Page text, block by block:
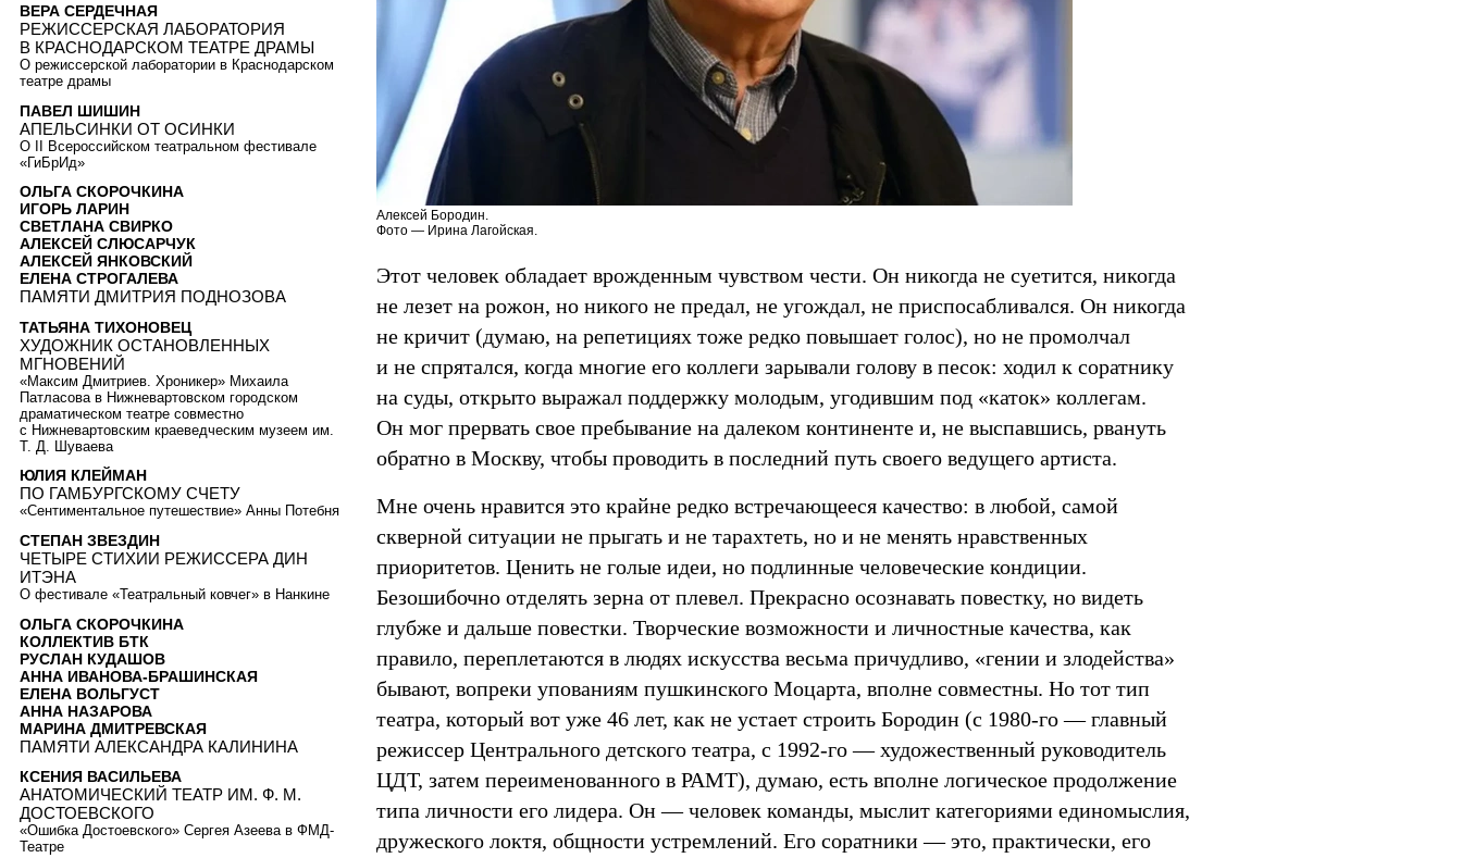
Алексей Бородин.
Фото — Ирина Лагойская.
Этот человек обладает врожденным чувством чести. Он никогда не суетится, никогда
не лезет на рожон, но никого не предал, не угождал, не приспосабливался. Он никогда
не кричит (думаю, на репетициях тоже редко повышает голос), но не промолчал
и не спрятался, когда многие его коллеги зарывали голову в песок: ходил к соратнику
на суды, открыто выражал поддержку молодым, угодившим под «каток» коллегам.
Он мог прервать свое пребывание на далеком континенте и, не выспавшись, рвануть
обратно в Москву, чтобы проводить в последний путь своего ведущего артиста.
Мне очень нравится это крайне редко встречающееся качество: в любой, самой
скверной ситуации не прыгать и не тарахтеть, но и не менять нравственных
приоритетов. Ценить не голые идеи, но подлинные человеческие кондиции.
Безошибочно отделять зерна от плевел. Прекрасно осознавать повестку, но видеть
глубже и дальше повестки. Творческие возможности и личностные качества, как
правило, переплетаются в людях искусства весьма причудливо, «гении и злодейства»
бывают, вопреки упованиям пушкинского Моцарта, вполне совместны. Но тот тип
театра, который вот уже 46 лет, как не устает строить Бородин (с 1980-го — главный
режиссер Центрального детского театра, с 1992-го — художественный руководитель
ЦДТ, затем переименованного в РАМТ), думаю, есть вполне логическое продолжение
типа личности его лидера. Он — человек команды, мыслит категориями единомыслия,
дружеского локтя, общности устремлений. Его соратники — это, практически, его
ВЕРА СЕРДЕЧНАЯ
РЕЖИССЕРСКАЯ ЛАБОРАТОРИЯ
В КРАСНОДАРСКОМ ТЕАТРЕ ДРАМЫ
О режиссерской лаборатории в Краснодарском
театре драмы
ПАВЕЛ ШИШИН
АПЕЛЬСИНКИ ОТ ОСИНКИ
О II Всероссийском театральном фестивале
«ГиБрИд»
ОЛЬГА СКОРОЧКИНА
ИГОРЬ ЛАРИН
СВЕТЛАНА СВИРКО
АЛЕКСЕЙ СЛЮСАРЧУК
АЛЕКСЕЙ ЯНКОВСКИЙ
ЕЛЕНА СТРОГАЛЕВА
ПАМЯТИ ДМИТРИЯ ПОДНОЗОВА
ТАТЬЯНА ТИХОНОВЕЦ
ХУДОЖНИК ОСТАНОВЛЕННЫХ
МГНОВЕНИЙ
«Максим Дмитриев. Хроникер» Михаила
Патласова в Нижневартовском городском
драматическом театре совместно
с Нижневартовским краеведческим музеем им.
Т. Д. Шуваева
ЮЛИЯ КЛЕЙМАН
ПО ГАМБУРГСКОМУ СЧЕТУ
«Сентиментальное путешествие» Анны Потебня
СТЕПАН ЗВЕЗДИН
ЧЕТЫРЕ СТИХИИ РЕЖИССЕРА ДИН
ИТЭНА
О фестивале «Театральный ковчег» в Нанкине
ОЛЬГА СКОРОЧКИНА
КОЛЛЕКТИВ БТК
РУСЛАН КУДАШОВ
АННА ИВАНОВА-БРАШИНСКАЯ
ЕЛЕНА ВОЛЬГУСТ
АННА НАЗАРОВА
МАРИНА ДМИТРЕВСКАЯ
ПАМЯТИ АЛЕКСАНДРА КАЛИНИНА
КСЕНИЯ ВАСИЛЬЕВА
АНАТОМИЧЕСКИЙ ТЕАТР ИМ. Ф. М.
ДОСТОЕВСКОГО
«Ошибка Достоевского» Сергея Азеева в ФМД-
Театре